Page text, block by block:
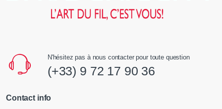
N'hésitez pas à nous contacter pour toute question
(+33) 9 72 17 90 36
Contact info